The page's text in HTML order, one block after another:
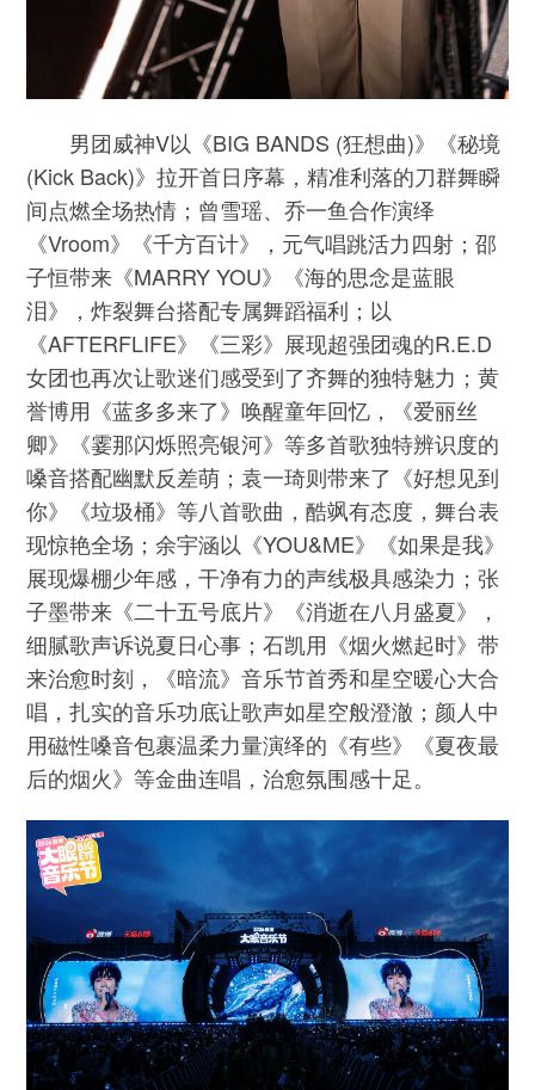
男团威神V以《BIG BANDS (狂想曲)》《秘境
(Kick Back)》拉开首日序幕，精准利落的刀群舞瞬
间点燃全场热情；曾雪瑶、乔一鱼合作演绎
《Vroom》《千方百计》，元气唱跳活力四射；邵
子恒带来《MARRY YOU》《海的思念是蓝眼
泪》，炸裂舞台搭配专属舞蹈福利；以
《AFTERFLIFE》《三彩》展现超强团魂的R.E.D
女团也再次让歌迷们感受到了齐舞的独特魅力；黄
誉博用《蓝多多来了》唤醒童年回忆，《爱丽丝
卿》《霎那闪烁照亮银河》等多首歌独特辨识度的
嗓音搭配幽默反差萌；袁一琦则带来了《好想见到
你》《垃圾桶》等八首歌曲，酷飒有态度，舞台表
现惊艳全场；余宇涵以《YOU&ME》《如果是我》
展现爆棚少年感，干净有力的声线极具感染力；张
子墨带来《二十五号底片》《消逝在八月盛夏》，
细腻歌声诉说夏日心事；石凯用《烟火燃起时》带
来治愈时刻，《暗流》音乐节首秀和星空暖心大合
唱，扎实的音乐功底让歌声如星空般澄澈；颜人中
用磁性嗓音包裹温柔力量演绎的《有些》《夏夜最
后的烟火》等金曲连唱，治愈氛围感十足。